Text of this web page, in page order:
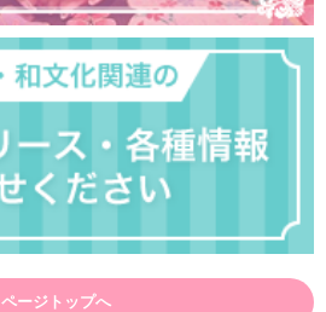
ページトップへ